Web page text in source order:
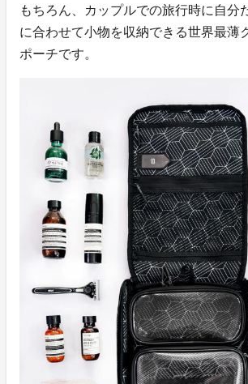
もちろん、カップルでの旅行時に自分
に合わせて小物を収納できる世界最薄
ポーチです。